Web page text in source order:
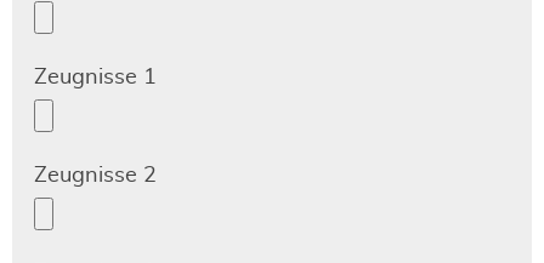
Zeugnisse 1
Zeugnisse 2